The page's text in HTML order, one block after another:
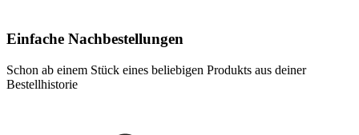
Einfache Nachbestellungen
Schon ab einem Stück eines beliebigen Produkts aus deiner
Bestellhistorie